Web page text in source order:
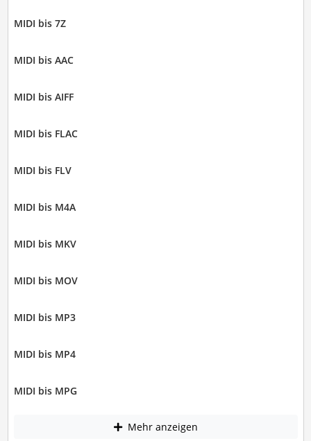
MIDI bis 7Z
MIDI bis AAC
MIDI bis AIFF
MIDI bis FLAC
MIDI bis FLV
MIDI bis M4A
MIDI bis MKV
MIDI bis MOV
MIDI bis MP3
MIDI bis MP4
MIDI bis MPG
Mehr anzeigen